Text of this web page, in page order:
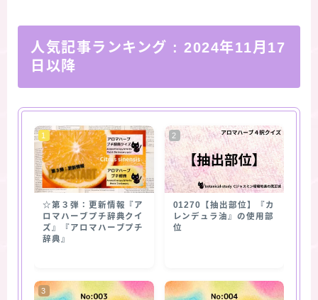
人気記事ランキング : 2024年11月17
日以降
☆第３弾：更新情報『ア
ロマハーブプチ辞典クイ
ズ』『アロマハーブプチ
辞典』
01270【抽出部位】『カ
レンデュラ油』の使用部
位